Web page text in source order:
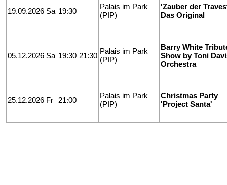
19.09.2026 Sa 19:30
Palais im Park
(PIP)
'Zauber der
Das Original
05.12.2026 Sa 19:30 21:30
Palais im Park
(PIP)
Barry White
Show by Toni
Orchestra
25.12.2026 Fr 21:00
Palais im Park
(PIP)
Christmas Party
'Project Santa'